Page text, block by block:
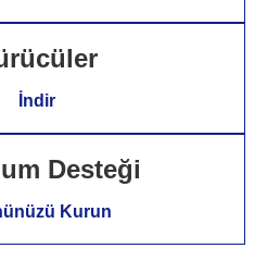
İndir
Desteği
Kurun